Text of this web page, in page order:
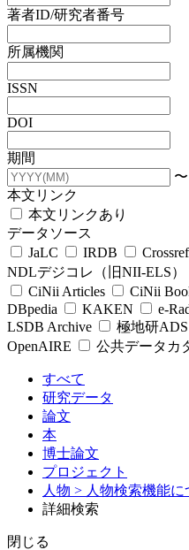
著者ID/研究者番号
所属機関
ISSN
DOI
期間
〜
本文リンク
本文リンクあり
データソース
JaLC
IRDB Crossref
NDLデジコレ（旧NII-ELS）
CiNii Articles
CiNii
DBpedia
KAKEN e-
LSDB Archive
極地研ADS
OpenAIRE
公共データカ
すべて
研究データ
論文
本
博士論文
プロジェクト
人物 > 人物検索機能に
詳細検索
閉じる